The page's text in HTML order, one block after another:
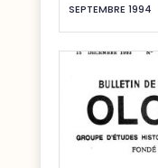
SEPTEMBRE 1994